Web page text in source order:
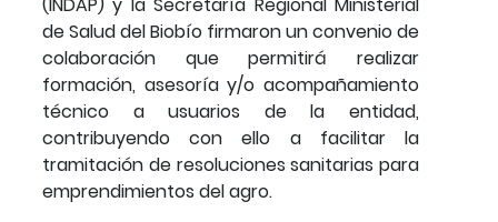
de Salud del Biobío firmaron un convenio de
colaboración que permitirá realizar
formación, asesoría y/o acompañamiento
técnico a usuarios de la entidad,
contribuyendo con ello a facilitar la
tramitación de resoluciones sanitarias para
emprendimientos del agro.